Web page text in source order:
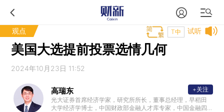
观点 试听
T中
美国大选提前投票选情几何
2024年10月23日 11:52
高瑞东
光大证券首席经济学家，研究所所长，董事总经理，早稻田
大学经济学博士，中国财政部金融人才库专家，中国金融四
+关注